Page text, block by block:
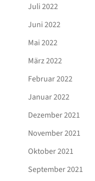
Juli 2022
Juni 2022
Mai 2022
März 2022
Februar 2022
Januar 2022
Dezember 2021
November 2021
Oktober 2021
September 2021